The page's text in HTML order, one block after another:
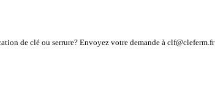
de clé ou serrure? Envoyez votre demande à clf@cleferm.fr